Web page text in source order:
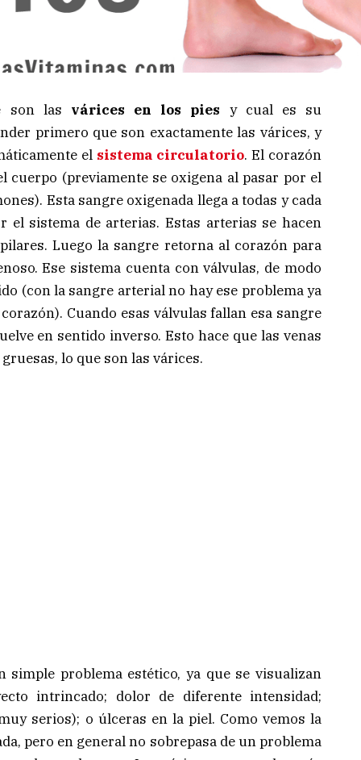
son las várices en los pies y cual es su
primero que son exactamente las várices, y
el sistema circulatorio. El corazón
cuerpo (previamente se oxigena al pasar por el
Esta sangre oxigenada llega a todas y cada
el sistema de arterias. Estas arterias se hacen
Luego la sangre retorna al corazón para
Ese sistema cuenta con válvulas, de modo
(con la sangre arterial no hay ese problema ya
Cuando esas válvulas fallan esa sangre
en sentido inverso. Esto hace que las venas
lo que son las várices.
problema estético, ya que se visualizan
intrincado; dolor de diferente intensidad;
serios); o úlceras en la piel. Como vemos la
pero en general no sobrepasa de un problema